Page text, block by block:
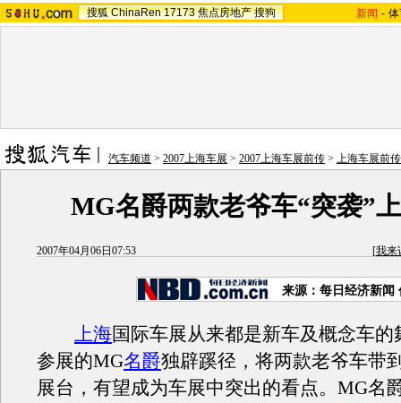
搜狐 ChinaRen 17173 焦点房地产 搜狗 新闻 -
汽车频道 > 2007上海车展 > 2007上海车展前传 > 上海车展前
MG名爵两款老爷车“突袭”
2007年04月06日07:53 [我来
来源：每日经济新闻
上海国际车展从来都是新车及概念车的
参展的MG名爵独辟蹊径，将两款老爷车带
展台，有望成为车展中突出的看点。MG名